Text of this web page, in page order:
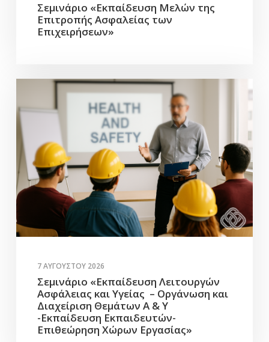
Σεμινάριο «Εκπαίδευση Μελών της
Επιτροπής Ασφαλείας των
Επιχειρήσεων»
7 ΑΥΓΟΎΣΤΟΥ 2026
Σεμινάριο «Εκπαίδευση Λειτουργών
Ασφάλειας και Υγείας – Οργάνωση και
Διαχείριση Θεμάτων Α & Υ
-Εκπαίδευση Εκπαιδευτών-
Επιθεώρηση Χώρων Εργασίας»